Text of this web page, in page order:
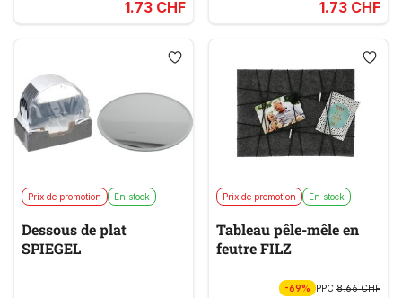
1.73 CHF 1.73 CHF
Prix de promotion En stock
Dessous de plat
SPIEGEL
Prix de promotion En stock
Tableau pêle-mêle en
feutre FILZ
-69% PPC8.66 CHF